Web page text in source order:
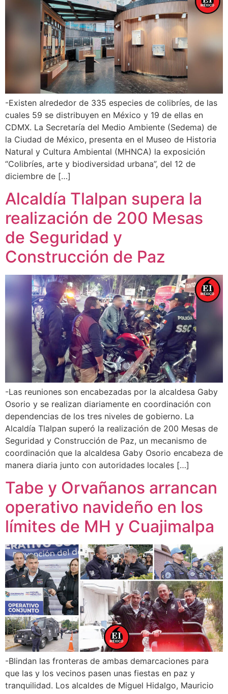
-Existen alrededor de 335 especies de colibríes, de las
cuales 59 se distribuyen en México y 19 de ellas en
CDMX. La Secretaría del Medio Ambiente (Sedema) de
la Ciudad de México, presenta en el Museo de Historia
Natural y Cultura Ambiental (MHNCA) la exposición
“Colibríes, arte y biodiversidad urbana”, del 12 de
diciembre de […]
Alcaldía Tlalpan supera la
realización de 200 Mesas
de Seguridad y
Construcción de Paz
-Las reuniones son encabezadas por la alcaldesa Gaby
Osorio y se realizan diariamente en coordinación con
dependencias de los tres niveles de gobierno. La
Alcaldía Tlalpan superó la realización de 200 Mesas de
Seguridad y Construcción de Paz, un mecanismo de
coordinación que la alcaldesa Gaby Osorio encabeza de
manera diaria junto con autoridades locales […]
Tabe y Orvañanos arrancan
operativo navideño en los
límites de MH y Cuajimalpa
-Blindan las fronteras de ambas demarcaciones para
que las y los vecinos pasen unas fiestas en paz y
tranquilidad. Los alcaldes de Miguel Hidalgo, Mauricio